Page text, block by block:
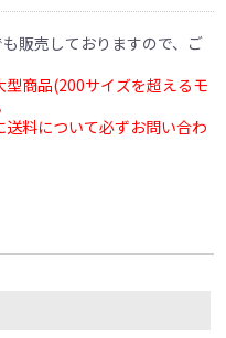
販売しておりますので、ご
商品(200サイズを超えるモ
料について必ずお問い合わ